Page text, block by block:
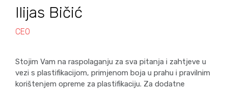
Ilijas Bičić
CEO
Stojim Vam na raspolaganju za sva pitanja i zahtjeve u
vezi s plastifikacijom, primjenom boja u prahu i pravilnim
korištenjem opreme za plastifikaciju. Za dodatne